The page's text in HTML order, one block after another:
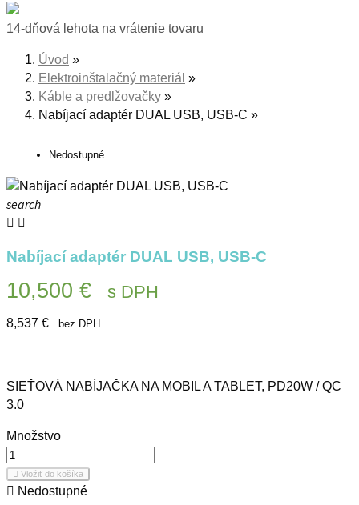
14-dňová lehota na vrátenie tovaru
Úvod
Elektroinštalačný materiál
Káble a predlžovačky
Nabíjací adaptér DUAL USB, USB-C
Nedostupné
search
 
Nabíjací adaptér DUAL USB, USB-C
10,500 € s DPH
8,537 € bez DPH
SIEŤOVÁ NABÍJAČKA NA MOBIL A TABLET, PD20W / QC
3.0
Množstvo
 Vložiť do košíka
 Nedostupné